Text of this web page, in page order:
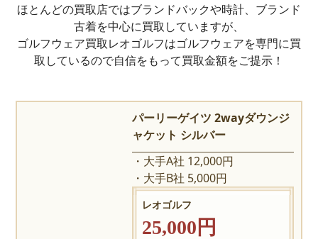
ほとんどの買取店ではブランドバックや時計、ブランド
古着を中心に買取していますが、
ゴルフウェア買取レオゴルフはゴルフウェアを専門に買
取しているので自信をもって買取金額をご提示！
パーリーゲイツ 2wayダウンジ
ャケット シルバー
大手A社 12,000円
大手B社 5,000円
レオゴルフ
25,000円